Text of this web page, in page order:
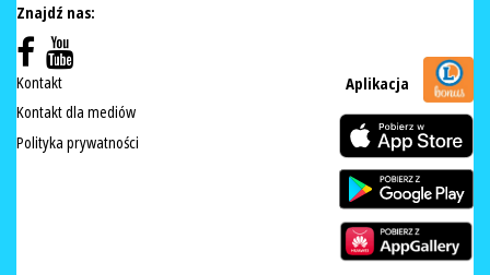
Znajdź nas:
Kontakt
Kontakt dla mediów
Polityka prywatności
Aplikacja